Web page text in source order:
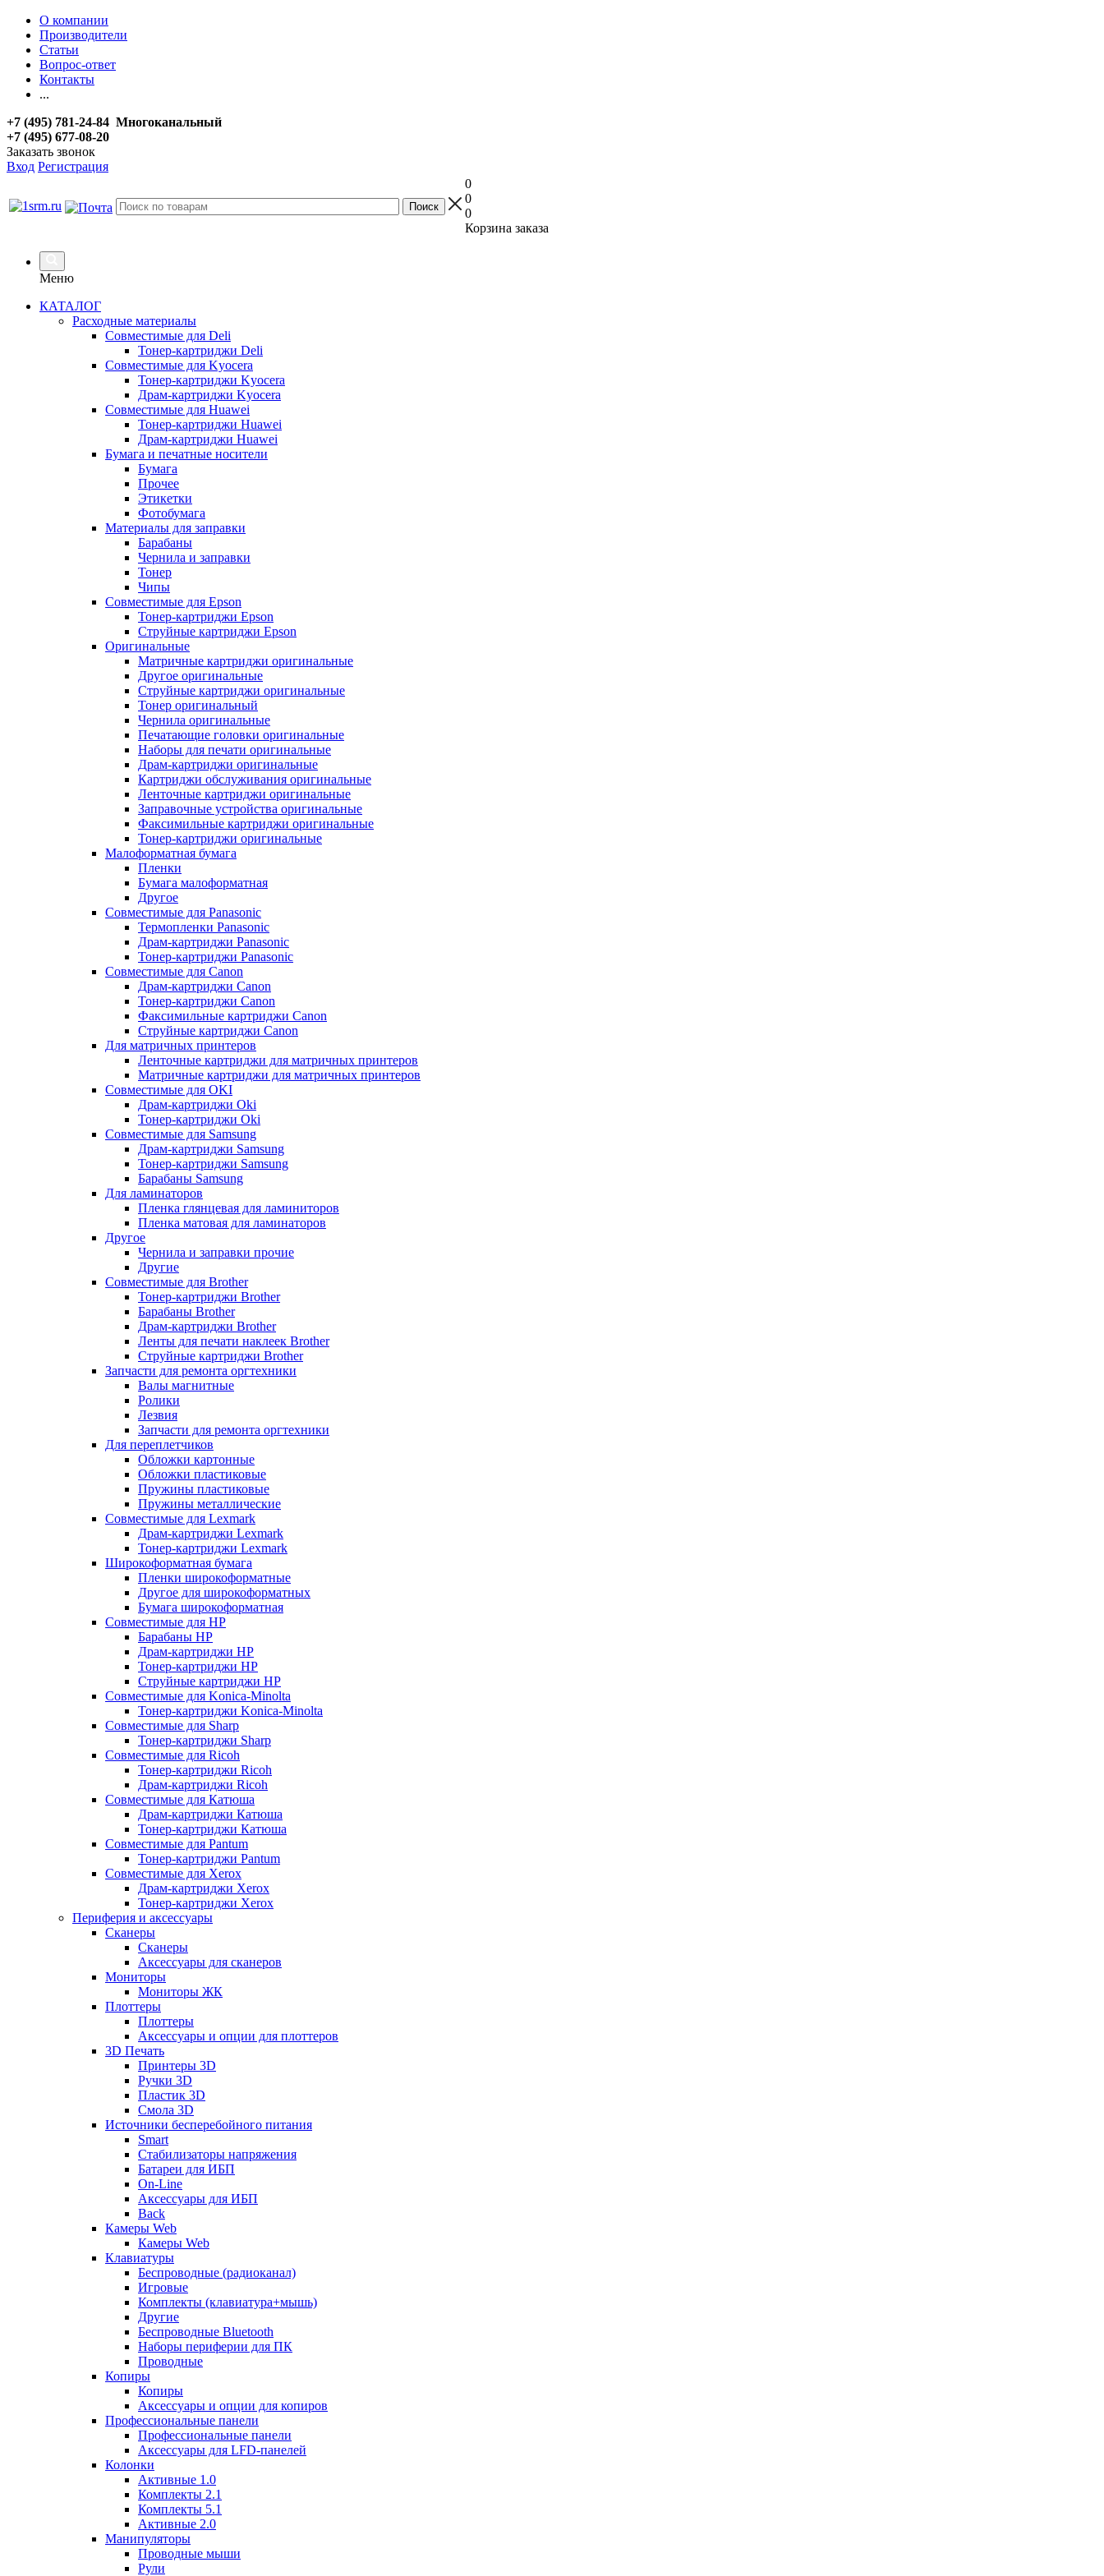
О компании
Производители
Статьи
Вопрос-ответ
Контакты
...
+7 (495) 781-24-84 Многоканальный
+7 (495) 677-08-20
Заказать звонок
Вход Регистрация
0
0
0
Корзина заказа
Меню
КАТАЛОГ
Расходные материалы
Совместимые для Deli
Тонер-картриджи Deli
Совместимые для Kyocera
Тонер-картриджи Kyocera
Драм-картриджи Kyocera
Совместимые для Huawei
Тонер-картриджи Huawei
Драм-картриджи Huawei
Бумага и печатные носители
Бумага
Прочее
Этикетки
Фотобумага
Материалы для заправки
Барабаны
Чернила и заправки
Тонер
Чипы
Совместимые для Epson
Тонер-картриджи Epson
Струйные картриджи Epson
Оригинальные
Матричные картриджи оригинальные
Другое оригинальные
Струйные картриджи оригинальные
Тонер оригинальный
Чернила оригинальные
Печатающие головки оригинальные
Наборы для печати оригинальные
Драм-картриджи оригинальные
Картриджи обслуживания оригинальные
Ленточные картриджи оригинальные
Заправочные устройства оригинальные
Факсимильные картриджи оригинальные
Тонер-картриджи оригинальные
Малоформатная бумага
Пленки
Бумага малоформатная
Другое
Совместимые для Panasonic
Термопленки Panasonic
Драм-картриджи Panasonic
Тонер-картриджи Panasonic
Совместимые для Canon
Драм-картриджи Canon
Тонер-картриджи Canon
Факсимильные картриджи Canon
Струйные картриджи Canon
Для матричных принтеров
Ленточные картриджи для матричных принтеров
Матричные картриджи для матричных принтеров
Совместимые для OKI
Драм-картриджи Oki
Тонер-картриджи Oki
Совместимые для Samsung
Драм-картриджи Samsung
Тонер-картриджи Samsung
Барабаны Samsung
Для ламинаторов
Пленка глянцевая для ламиниторов
Пленка матовая для ламинаторов
Другое
Чернила и заправки прочие
Другие
Совместимые для Brother
Тонер-картриджи Brother
Барабаны Brother
Драм-картриджи Brother
Ленты для печати наклеек Brother
Струйные картриджи Brother
Запчасти для ремонта оргтехники
Валы магнитные
Ролики
Лезвия
Запчасти для ремонта оргтехники
Для переплетчиков
Обложки картонные
Обложки пластиковые
Пружины пластиковые
Пружины металлические
Совместимые для Lexmark
Драм-картриджи Lexmark
Тонер-картриджи Lexmark
Широкоформатная бумага
Пленки широкоформатные
Другое для широкоформатных
Бумага широкоформатная
Совместимые для HP
Барабаны HP
Драм-картриджи HP
Тонер-картриджи HP
Струйные картриджи HP
Совместимые для Konica-Minolta
Тонер-картриджи Konica-Minolta
Совместимые для Sharp
Тонер-картриджи Sharp
Совместимые для Ricoh
Тонер-картриджи Ricoh
Драм-картриджи Ricoh
Совместимые для Катюша
Драм-картриджи Катюша
Тонер-картриджи Катюша
Совместимые для Pantum
Тонер-картриджи Pantum
Совместимые для Xerox
Драм-картриджи Xerox
Тонер-картриджи Xerox
Периферия и аксессуары
Сканеры
Сканеры
Аксессуары для сканеров
Мониторы
Мониторы ЖК
Плоттеры
Плоттеры
Аксессуары и опции для плоттеров
3D Печать
Принтеры 3D
Ручки 3D
Пластик 3D
Смола 3D
Источники бесперебойного питания
Smart
Стабилизаторы напряжения
Батареи для ИБП
On-Line
Аксессуары для ИБП
Back
Камеры Web
Камеры Web
Клавиатуры
Беспроводные (радиоканал)
Игровые
Комплекты (клавиатура+мышь)
Другие
Беспроводные Bluetooth
Наборы периферии для ПК
Проводные
Копиры
Копиры
Аксессуары и опции для копиров
Профессиональные панели
Профессиональные панели
Аксессуары для LFD-панелей
Колонки
Активные 1.0
Комплекты 2.1
Комплекты 5.1
Активные 2.0
Манипуляторы
Проводные мыши
Рули